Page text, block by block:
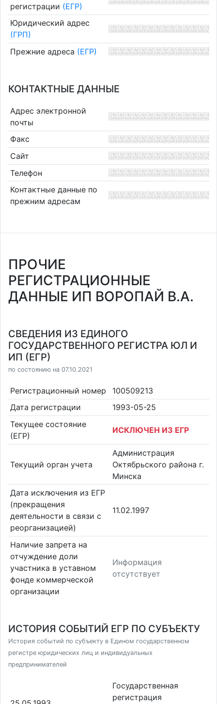
регистрации (ЕГР)
Юридический адрес
(ГРП)
Прежние адреса (ЕГР)
КОНТАКТНЫЕ ДАННЫЕ
Адрес электронной
почты
Факс
Сайт
Телефон
Контактные данные по
прежним адресам
ПРОЧИЕ
РЕГИСТРАЦИОННЫЕ
ДАННЫЕ ИП ВОРОПАЙ В.А.
СВЕДЕНИЯ ИЗ ЕДИНОГО
ГОСУДАРСТВЕННОГО РЕГИСТРА ЮЛ И
ИП (ЕГР)
по состоянию на 07.10.2021
Регистрационный номер
100509213
Дата регистрации
1993-05-25
Текущее состояние
(ЕГР)
ИСКЛЮЧЕН ИЗ ЕГР
Текущий орган учета
Администрация
Октябрьского района г.
Минска
Дата исключения из ЕГР
(прекращения
деятельности в связи с
реорганизацией)
11.02.1997
Наличие запрета на
отчуждение доли
участника в уставном
фонде коммерческой
организации
Информация
отсутствует
ИСТОРИЯ СОБЫТИЙ ЕГР ПО СУБЪЕКТУ
История событий по субъекту в Едином государственном
регистре юридических лиц и индивидуальных
предпринимателей
Государственная
регистрация